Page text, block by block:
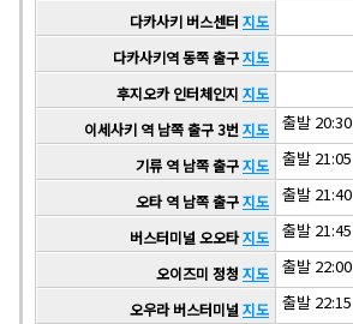
다카사키 버스센터 지도
다카사키역 동쪽 출구지도
후지오카 인터체인지 지도
이세사키 역 남쪽 출구 3번 지도 출발 20:30
기류 역 남쪽 출구지도 출발 21:05
오타 역 남쪽 출구지도 출발 21:40
버스터미널 오오타지도 출발 21:45
오이즈미 정청 지도 출발 22:00
오우라 버스터미널 지도 출발 22:15